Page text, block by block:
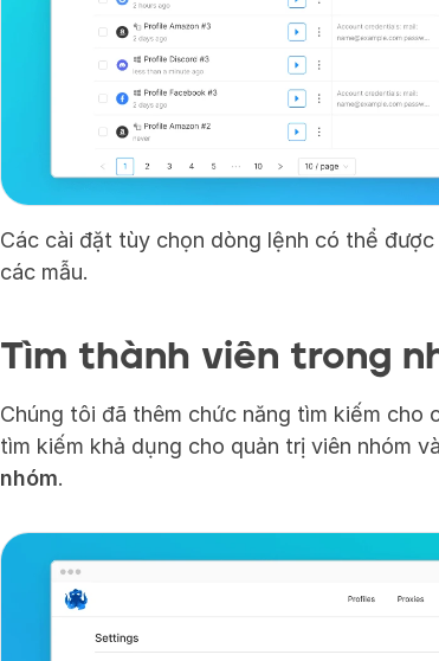
Các cài đặt tùy chọn dòng lệnh có thể
các mẫu.
Tìm thành viên trong
Chúng tôi đã thêm chức năng tìm kiếm cho
tìm kiếm khả dụng cho quản trị viên nhóm
nhóm.